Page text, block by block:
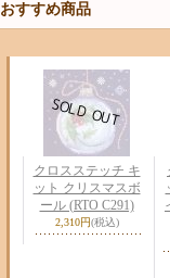
おすすめ商品
クロスステッチ キ
ット クリスマスボ
ール (RTO C291)
2,310円(税込)